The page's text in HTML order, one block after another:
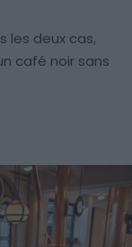
les deux cas,
café noir sans